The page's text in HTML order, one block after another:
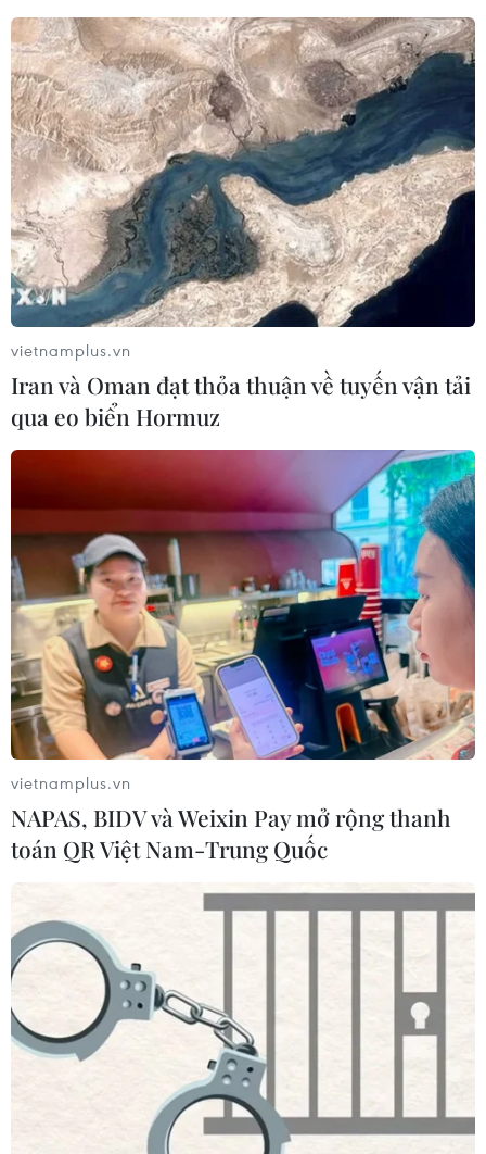
TIN CÙNG CHUYÊN MỤC
Hàn Quốc tái khẳng định mục tiêu
chung sống hòa bình với Triều Tiên
vietnamplus.vn
Iran và Oman đạt thỏa thuận về tuyến vận tải
qua eo biển Hormuz
vietnamplus.vn
NAPAS, BIDV và Weixin Pay mở rộng thanh
toán QR Việt Nam-Trung Quốc